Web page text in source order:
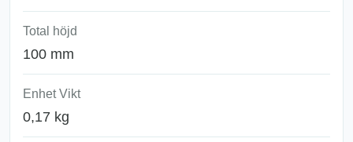
Total höjd
100 mm
Enhet Vikt
0,17 kg